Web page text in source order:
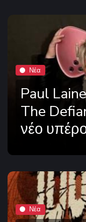
Νέα
Paul
The
νέο
Νέα